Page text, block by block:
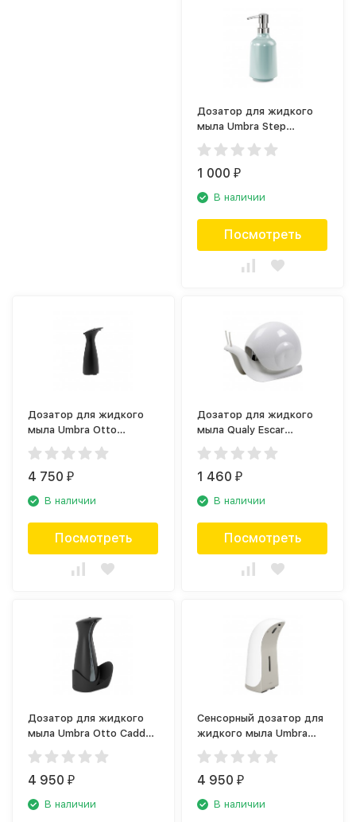
Дозатор для жидкого
мыла Umbra Step
023838-1193
1 000₽
В наличии
Посмотреть
Дозатор для жидкого
мыла Umbra Otto
1012609-040
4 750₽
В наличии
Посмотреть
Дозатор для жидкого
мыла Qualy Escar
QL10261-WH-WH
1 460₽
В наличии
Посмотреть
Дозатор для жидкого
мыла Umbra Otto Caddy
Auto 1016851-1225
4 950₽
В наличии
Сенсорный дозатор для
жидкого мыла Umbra
Emperor 1016999-670
4 950₽
В наличии